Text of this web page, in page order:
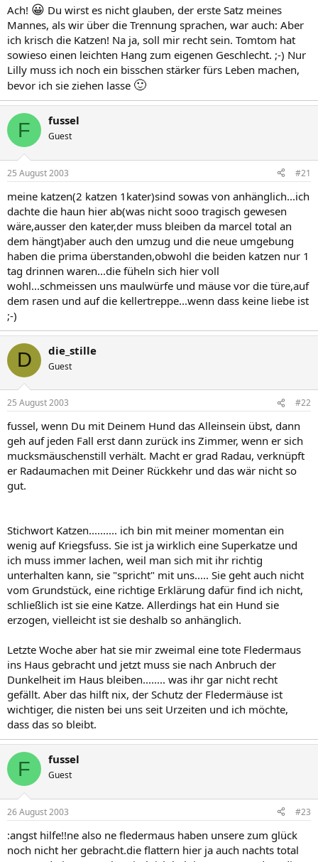
Ach! 😀 Du wirst es nicht glauben, der erste Satz meines
Mannes, als wir über die Trennung sprachen, war auch: Aber
ich krisch die Katzen! Na ja, soll mir recht sein. Tomtom hat
sowieso einen leichten Hang zum eigenen Geschlecht. ;-) Nur
Lilly muss ich noch ein bisschen stärker fürs Leben machen,
bevor ich sie ziehen lasse 🙂
F fussel
Guest
25 August 2003 #21
meine katzen(2 katzen 1kater)sind sowas von anhänglich...ich
dachte die haun hier ab(was nicht sooo tragisch gewesen
wäre,ausser den kater,der muss bleiben da marcel total an
dem hängt)aber auch den umzug und die neue umgebung
haben die prima überstanden,obwohl die beiden katzen nur 1
tag drinnen waren...die füheln sich hier voll
wohl...schmeissen uns maulwürfe und mäuse vor die türe,auf
dem rasen und auf die kellertreppe...wenn dass keine liebe ist
;-)
D die_stille
Guest
25 August 2003 #22
fussel, wenn Du mit Deinem Hund das Alleinsein übst, dann
geh auf jeden Fall erst dann zurück ins Zimmer, wenn er sich
mucksmäuschenstill verhält. Macht er grad Radau, verknüpft
er Radaumachen mit Deiner Rückkehr und das wär nicht so
gut.
Stichwort Katzen.......... ich bin mit meiner momentan ein
wenig auf Kriegsfuss. Sie ist ja wirklich eine Superkatze und
ich muss immer lachen, weil man sich mit ihr richtig
unterhalten kann, sie "spricht" mit uns..... Sie geht auch nicht
vom Grundstück, eine richtige Erklärung dafür find ich nicht,
schließlich ist sie eine Katze. Allerdings hat ein Hund sie
erzogen, vielleicht ist sie deshalb so anhänglich.
Letzte Woche aber hat sie mir zweimal eine tote Fledermaus
ins Haus gebracht und jetzt muss sie nach Anbruch der
Dunkelheit im Haus bleiben........ was ihr gar nicht recht
gefällt. Aber das hilft nix, der Schutz der Fledermäuse ist
wichtiger, die nisten bei uns seit Urzeiten und ich möchte,
dass das so bleibt.
F fussel
Guest
26 August 2003 #23
:angst hilfe!!ne also ne fledermaus haben unsere zum glück
noch nicht her gebracht.die flattern hier ja auch nachts total